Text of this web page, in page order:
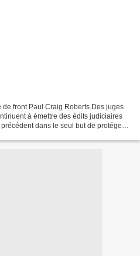
front Paul Craig Roberts Des juges
à émettre des édits judiciaires
dans le seul but de protéger